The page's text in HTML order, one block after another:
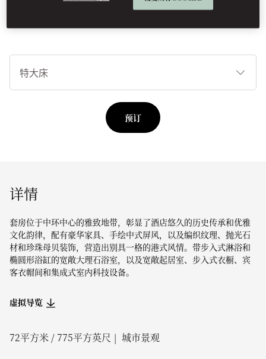
睡
型
预订
详情
套房位于中环中心的雅致地带，彰显了酒店悠久的历史传承和优雅
文化韵律，配有豪华家具、手绘中式屏风，以及编织纹理、抛光石
材和珍珠母贝装饰，营造出别具一格的港式风情。带步入式淋浴和
椭圆形浴缸的宽敞大理石浴室，以及宽敞起居室、步入式衣橱、宾
客衣帽间和集成式室内科技设备。
虚拟导览
72平方米 /775平方英尺 城市景观